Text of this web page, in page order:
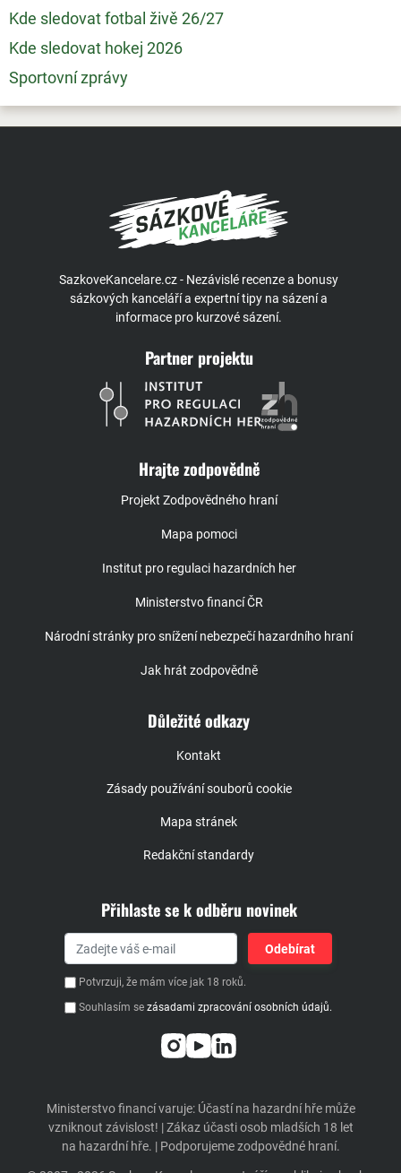
Kde sledovat fotbal živě 26/27
Kde sledovat hokej 2026
Sportovní zprávy
SazkoveKancelare.cz - Nezávislé recenze a bonusy
sázkových kanceláří a expertní tipy na sázení a
informace pro kurzové sázení.
Partner projektu
Hrajte zodpovědně
Projekt Zodpovědného hraní
Mapa pomoci
Institut pro regulaci hazardních her
Ministerstvo financí ČR
Národní stránky pro snížení nebezpečí hazardního hraní
Jak hrát zodpovědně
Důležité odkazy
Kontakt
Zásady používání souborů cookie
Mapa stránek
Redakční standardy
Přihlaste se k odběru novinek
Potvrzuji, že mám více jak 18 roků.
Souhlasím se zásadami zpracování osobních údajů.
Ministerstvo financí varuje: Účastí na hazardní hře může
vzniknout závislost! | Zákaz účasti osob mladších 18 let
na hazardní hře. | Podporujeme zodpovědné hraní.